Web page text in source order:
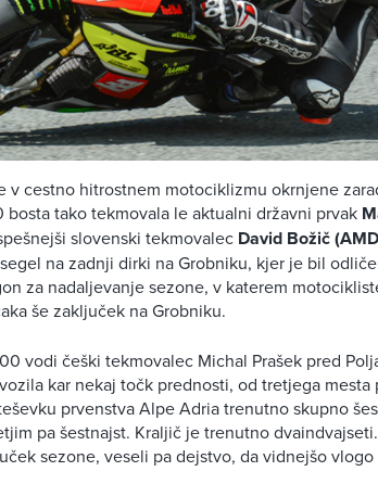
v cestno hitrostnem motociklizmu okrnjene
tako tekmovala le aktualni državni prvak
slovenski tekmovalec David Božič
na zadnji dirki na Grobniku, kjer je bil
za nadaljevanje sezone, v katerem
še zaključek na Grobniku.
vodi češki tekmovalec Michal Prašek pred
kar nekaj točk prednosti, od tretjega
prvenstva Alpe Adria trenutno skupno
pa šestnajst. Kraljič je trenutno
sezone, veseli pa dejstvo, da vidnejšo